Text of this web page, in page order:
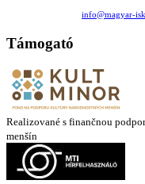
info@magyar-
Támogató
Realizované s finančnou
menšín